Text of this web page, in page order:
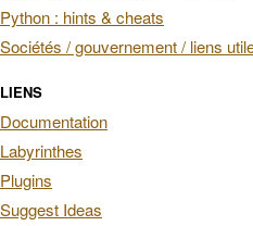
Python : hints & cheats
Sociétés / gouvernement / liens
LIENS
Documentation
Labyrinthes
Plugins
Suggest Ideas